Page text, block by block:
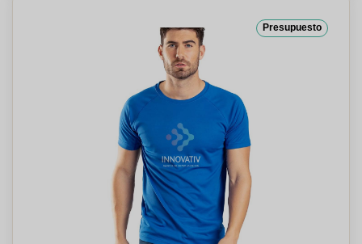
Presupuesto